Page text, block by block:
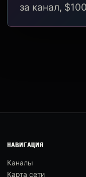
за канал,
НАВИГАЦИЯ
Каналы
Карта сети